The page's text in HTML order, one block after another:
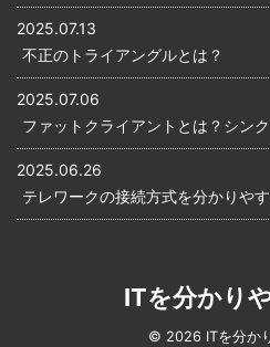
2025.07.13
不正のトライアングルとは？
2025.07.06
ファットクライアントとは？シン
2025.06.26
テレワークの接続方式を分かりや
ITを分かり
© 2026 ITを分か